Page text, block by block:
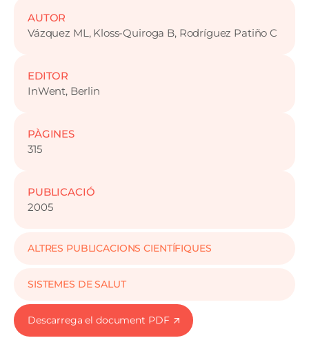
AUTOR
Vázquez ML, Kloss-Quiroga B, Rodríguez Patiño C
EDITOR
InWent, Berlin
PÀGINES
315
PUBLICACIÓ
2005
ALTRES PUBLICACIONS CIENTÍFIQUES
SISTEMES DE SALUT
Descarrega el document PDF